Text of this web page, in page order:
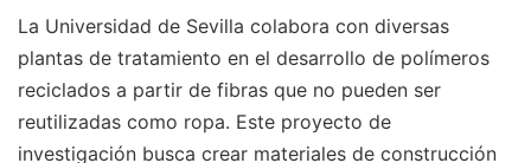
La Universidad de Sevilla colabora con diversas
plantas de tratamiento en el desarrollo de polímeros
reciclados a partir de fibras que no pueden ser
reutilizadas como ropa. Este proyecto de
investigación busca crear materiales de construcción